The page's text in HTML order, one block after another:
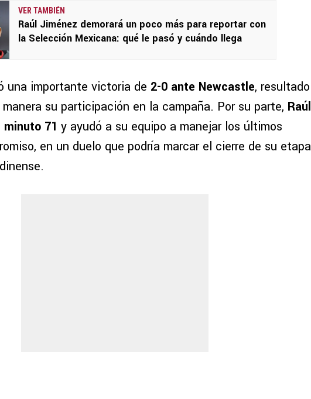
VER TAMBIÉN
Raúl Jiménez demorará un poco más para reportar con
la Selección Mexicana: qué le pasó y cuándo llega
una importante victoria de 2-0 ante Newcastle, resultado
su participación en la campaña. Por su parte, Raúl
71 y ayudó a su equipo a manejar los últimos
en un duelo que podría marcar el cierre de su etapa